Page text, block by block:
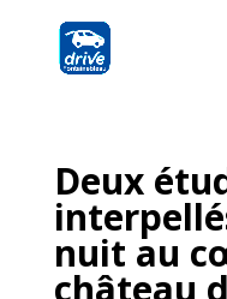
Deux
nuit au
château